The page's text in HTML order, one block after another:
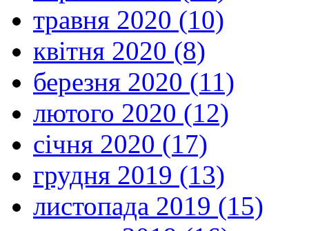
травня 2020 (10)
квітня 2020 (8)
березня 2020 (11)
лютого 2020 (12)
січня 2020 (17)
грудня 2019 (13)
листопада 2019 (15)